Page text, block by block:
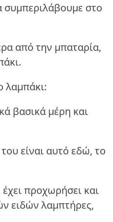
συμπεριλάβουμε στο
από την μπαταρία,
λαμπάκι:
βασικά μέρη και
είναι αυτό εδώ, το
προχωρήσει και
ειδών λαμπτήρες,